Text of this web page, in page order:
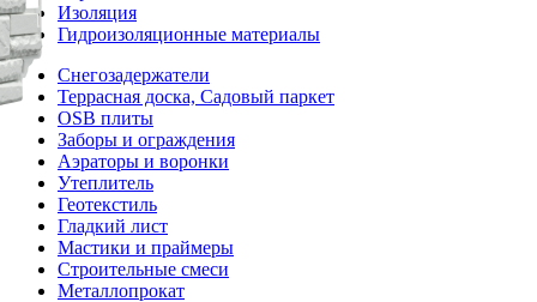
Изоляция
Гидроизоляционные материалы
Снегозадержатели
Террасная доска, Садовый паркет
OSB плиты
Заборы и ограждения
Аэраторы и воронки
Утеплитель
Геотекстиль
Гладкий лист
Мастики и праймеры
Строительные смеси
Металлопрокат